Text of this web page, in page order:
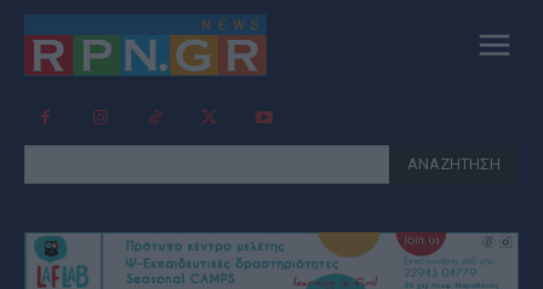
ΑΝΑΖΗΤΗΣΗ